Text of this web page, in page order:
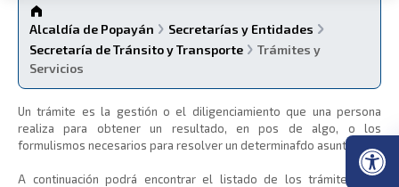
Alcaldía de Popayán
Secretarías y Entidades
Secretaría de Tránsito y Transporte
Trámites y
Servicios
​Un trámite es la gestión o el diligenciamiento que una persona
realiza para obtener un resultado, en pos de algo, o los
formulismos necesarios para resolver un determinafdo asunto.
A continuación podrá encontrar el listado de los trámites que